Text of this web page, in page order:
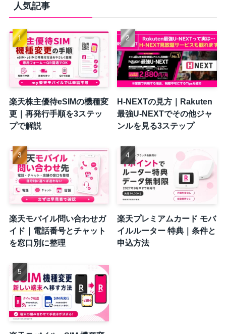
人気記事
楽天株主優待eSIMの機種変
更｜再発行手順を3ステッ
プで解説
H-NEXTの見方｜Rakuten
最強U-NEXTでその他ジャ
ンルを見る3ステップ
楽天モバイル問い合わせガ
イド｜電話番号とチャット
を窓口別に整理
楽天プレミアムカード モバ
イルルーター 特典｜条件と
申込方法